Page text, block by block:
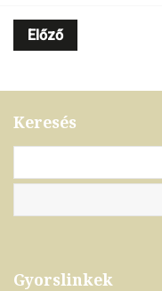
Előző
Keresés
Gyorslinkek